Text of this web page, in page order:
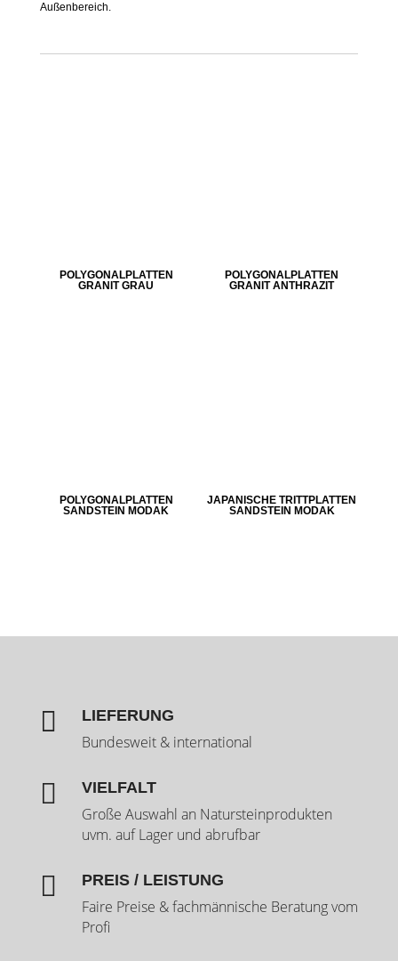
Außenbereich.
POLYGONALPLATTEN
GRANIT GRAU
POLYGONALPLATTEN
GRANIT ANTHRAZIT
POLYGONALPLATTEN
SANDSTEIN MODAK
JAPANISCHE TRITTPLATTEN
SANDSTEIN MODAK
 LIEFERUNG
Bundesweit & international
 VIELFALT
Große Auswahl an Natursteinprodukten
uvm. auf Lager und abrufbar
 PREIS / LEISTUNG
Faire Preise & fachmännische Beratung vom
Profi